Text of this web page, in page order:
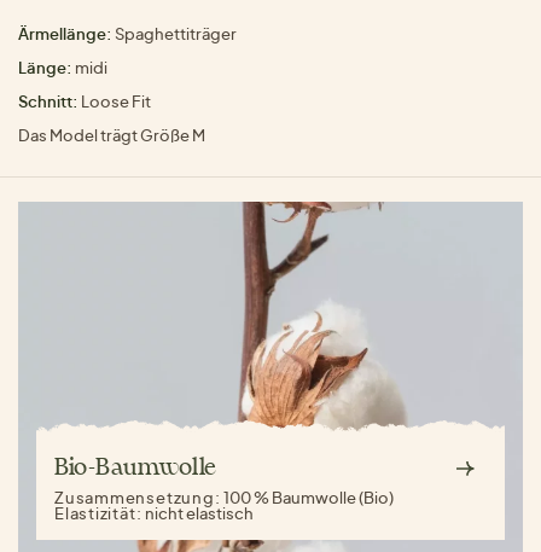
Ärmellänge: Spaghettiträger
Länge: midi
Schnitt: Loose Fit
Das Model trägt Größe M
Bio-Baumwolle
Zusammensetzung:100 % Baumwolle (Bio)
Elastizität: nicht elastisch